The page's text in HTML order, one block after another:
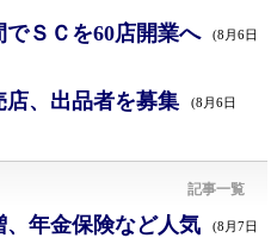
ＳＣを60店開業へ (8月6日
、出品者を募集 (8月6日
記事一覧
、年金保険など人気 (8月7日